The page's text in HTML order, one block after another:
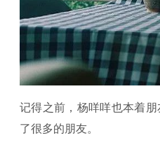
记得之前，杨咩咩也本着
了很多的朋友。